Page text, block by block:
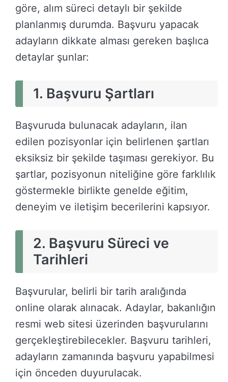
göre, alım süreci detaylı bir şekilde
planlanmış durumda. Başvuru yapacak
adayların dikkate alması gereken başlıca
detaylar şunlar:
1. Başvuru Şartları
Başvuruda bulunacak adayların, ilan
edilen pozisyonlar için belirlenen şartları
eksiksiz bir şekilde taşıması gerekiyor. Bu
şartlar, pozisyonun niteliğine göre farklılık
göstermekle birlikte genelde eğitim,
deneyim ve iletişim becerilerini kapsıyor.
2. Başvuru Süreci ve
Tarihleri
Başvurular, belirli bir tarih aralığında
online olarak alınacak. Adaylar, bakanlığın
resmi web sitesi üzerinden başvurularını
gerçekleştirebilecekler. Başvuru tarihleri,
adayların zamanında başvuru yapabilmesi
için önceden duyurulacak.